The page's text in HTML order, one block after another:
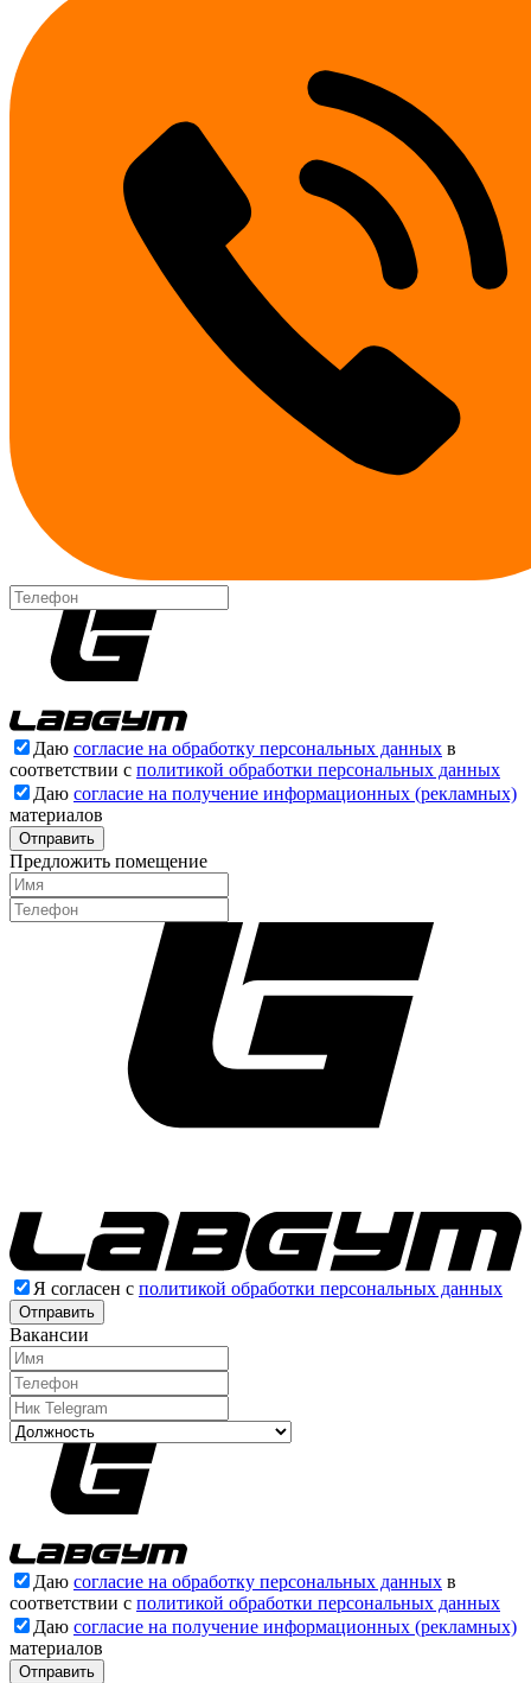
Даю согласие на обработку персональных данных в
соответствии с политикой обработки персональных данных
Даю согласие на получение информационных (рекламных)
материалов
Отправить
Предложить помещение
Я согласен с политикой обработки персональных данных
Отправить
Вакансии
Даю согласие на обработку персональных данных в
соответствии с политикой обработки персональных данных
Даю согласие на получение информационных (рекламных)
материалов